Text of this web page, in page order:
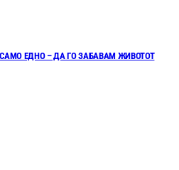
ЕДНО – ДА ГО ЗАБАВАМ ЖИВОТОТ